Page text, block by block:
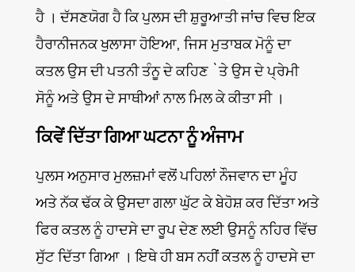
ਹੈ । ਦੱਸਣਯੋਗ ਹੈ ਕਿ ਪੁਲਸ ਦੀ ਸ਼ੁਰੂਆਤੀ ਜਾਂਚ ਵਿਚ ਇਕ
ਹੈਰਾਨੀਜਨਕ ਖੁਲਾਸਾ ਹੋਇਆ, ਜਿਸ ਮੁਤਾਬਕ ਮੋਨੂੰ ਦਾ
ਕਤਲ ਉਸ ਦੀ ਪਤਨੀ ਤੰਨੂ ਦੇ ਕਹਿਣ `ਤੇ ਉਸ ਦੇ ਪ੍ਰੇਮੀ
ਸੋਨੂੰ ਅਤੇ ਉਸ ਦੇ ਸਾਥੀਆਂ ਨਾਲ ਮਿਲ ਕੇ ਕੀਤਾ ਸੀ ।
ਕਿਵੇਂ ਦਿੱਤਾ ਗਿਆ ਘਟਨਾ ਨੂੰ ਅੰਜਾਮ
ਪੁਲਸ ਅਨੁਸਾਰ ਮੁਲਜ਼ਮਾਂ ਵਲੋਂ ਪਹਿਲਾਂ ਨੌਜਵਾਨ ਦਾ ਮੂੰਹ
ਅਤੇ ਨੱਕ ਢੱਕ ਕੇ ਉਸਦਾ ਗਲਾ ਘੁੱਟ ਕੇ ਬੇਹੋਸ਼ ਕਰ ਦਿੱਤਾ ਅਤੇ
ਫਿਰ ਕਤਲ ਨੂੰ ਹਾਦਸੇ ਦਾ ਰੂਪ ਦੇਣ ਲਈ ਉਸਨੂੰ ਨਹਿਰ ਵਿੱਚ
ਸੁੱਟ ਦਿੱਤਾ ਗਿਆ । ਇਥੇ ਹੀ ਬਸ ਨਹੀਂ ਕਤਲ ਨੂੰ ਹਾਦਸੇ ਦਾ